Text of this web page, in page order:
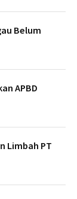
Belum
APBD
Limbah PT